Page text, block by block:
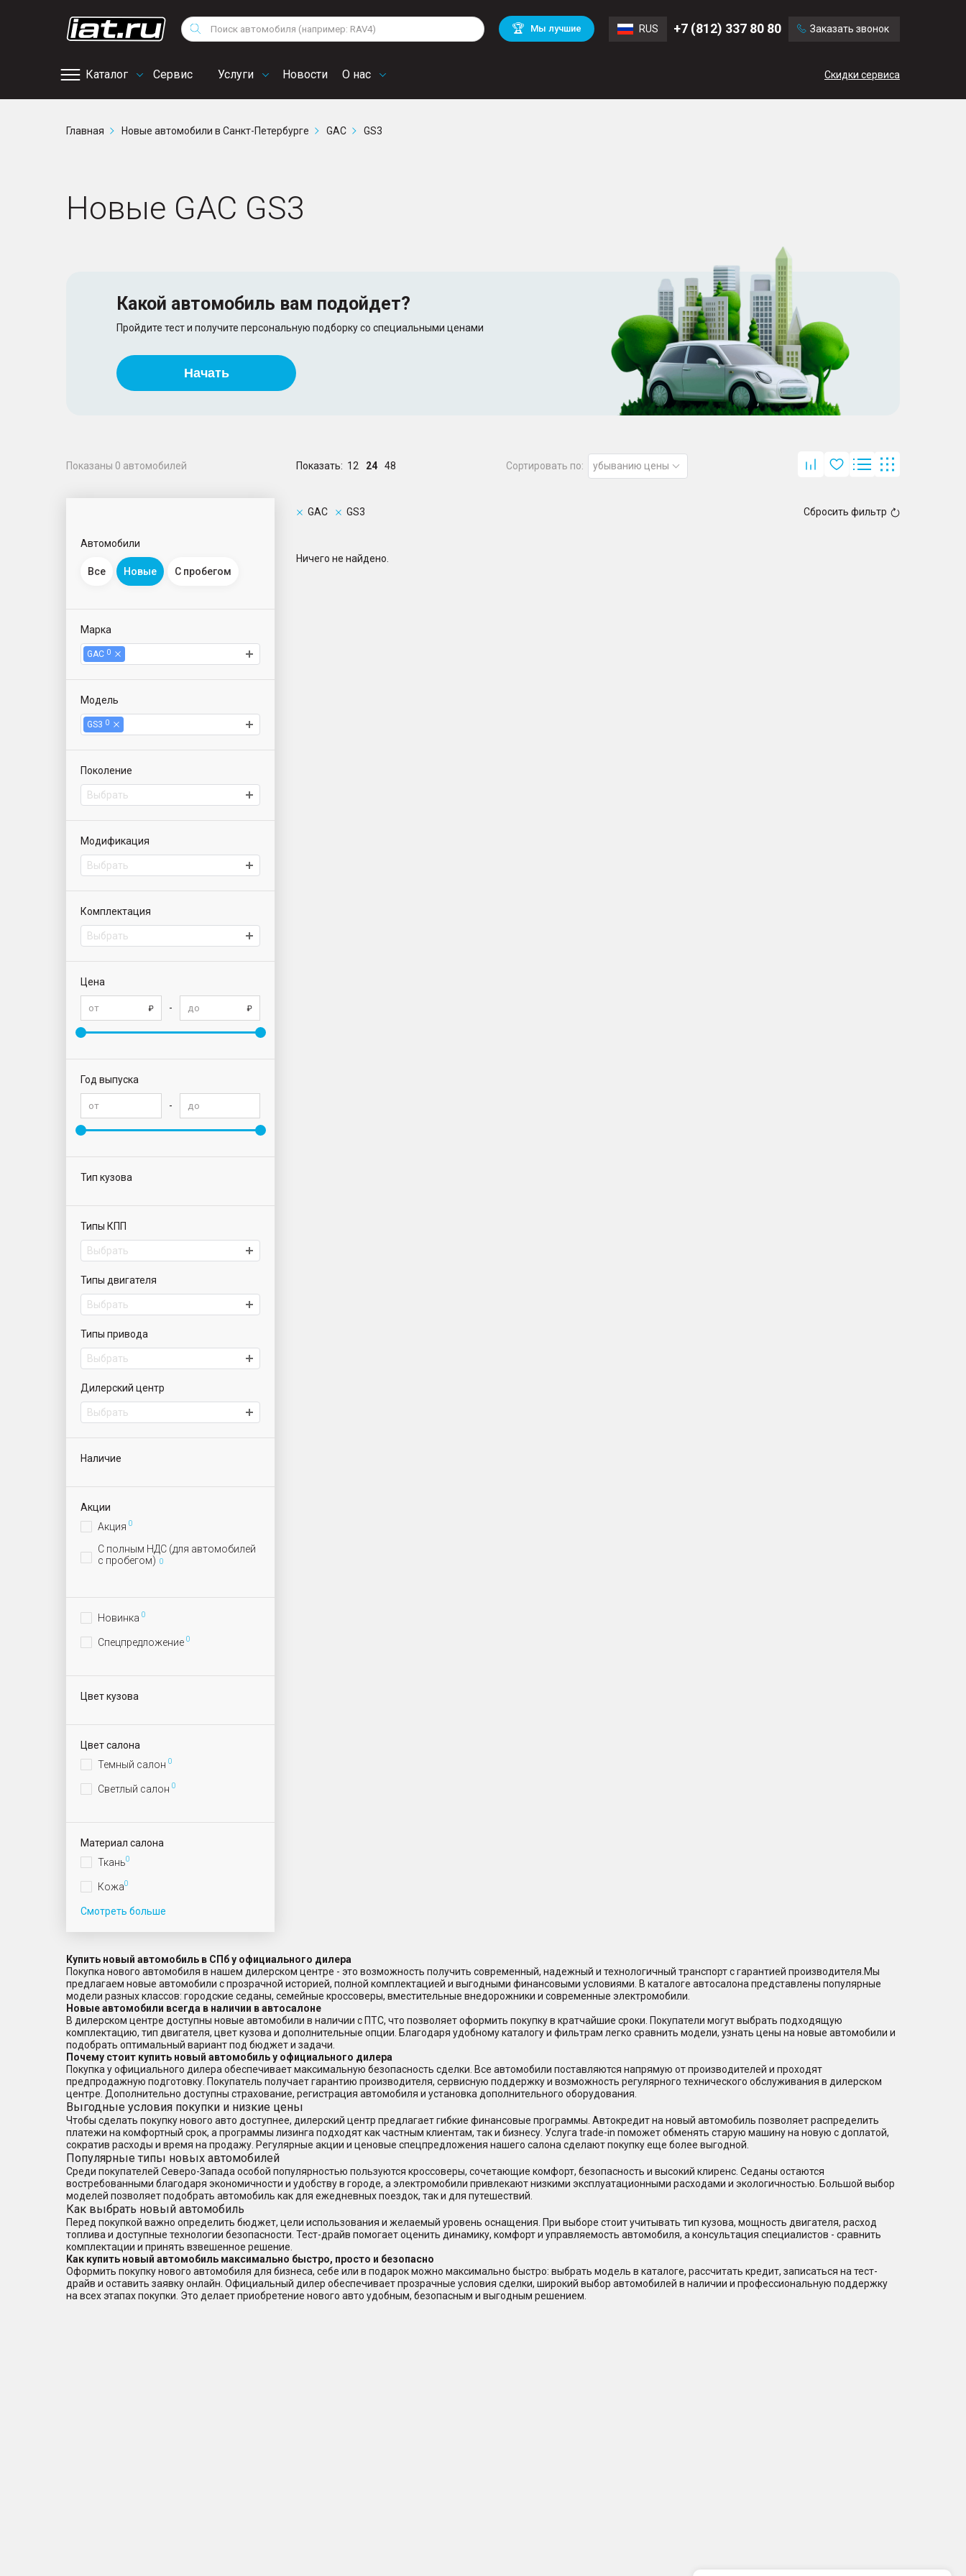
Поиск 🏆 Мы лучшие RUS +7 (812) 337 80 80 Заказать звонок
Каталог Сервис
сервис
Услуги Новости О нас Скидки сервиса
Снегоходы
Квадроциклы
Volkswagen
Mitsubishi BMW
Audi
Chevrolet Mercedes Benz
Главная Новые автомобили в Санкт-Петербурге GAC GS3
Новые GAC GS3
Какой автомобиль вам подойдет?
Пройдите тест и получите персональную подборку со специальными ценами
Начать
Показаны 0 автомобилей
Автомобили
Все Новые С пробегом
Марка
GAC 0
Модель
GS3 0
Поколение
Выбрать
Модификация
Выбрать
Комплектация
Выбрать
Цена
-
Год выпуска
-
Тип кузова
Типы КПП
Выбрать
Типы двигателя
Выбрать
Типы привода
Выбрать
Дилерский центр
Выбрать
Наличие
Акции
Акция 0
С полным НДС (для автомобилей
с пробегом) 0
Новинка 0
Спецпредложение 0
Цвет кузова
Цвет салона
Темный салон 0
Светлый салон 0
Материал салона
Ткань0
Кожа0
Смотреть больше
Показать: 12 24 48 Сортировать по: убыванию цены
GAC GS3 Сбросить фильтр
Ничего не найдено.
Купить новый автомобиль в СПб у официального дилера
Покупка нового автомобиля в нашем дилерском центре - это возможность получить современный, надежный и технологичный транспорт с гарантией производителя.Мы
предлагаем новые автомобили с прозрачной историей, полной комплектацией и выгодными финансовыми условиями. В каталоге автосалона представлены популярные
модели разных классов: городские седаны, семейные кроссоверы, вместительные внедорожники и современные электромобили.
Новые автомобили всегда в наличии в автосалоне
В дилерском центре доступны новые автомобили в наличии с ПТС, что позволяет оформить покупку в кратчайшие сроки. Покупатели могут выбрать подходящую
комплектацию, тип двигателя, цвет кузова и дополнительные опции. Благодаря удобному каталогу и фильтрам легко сравнить модели, узнать цены на новые автомобили и
подобрать оптимальный вариант под бюджет и задачи.
Почему стоит купить новый автомобиль у официального дилера
Покупка у официального дилера обеспечивает максимальную безопасность сделки. Все автомобили поставляются напрямую от производителей и проходят
предпродажную подготовку. Покупатель получает гарантию производителя, сервисную поддержку и возможность регулярного технического обслуживания в дилерском
центре. Дополнительно доступны страхование, регистрация автомобиля и установка дополнительного оборудования.
Выгодные условия покупки и низкие цены
Чтобы сделать покупку нового авто доступнее, дилерский центр предлагает гибкие финансовые программы. Автокредит на новый автомобиль позволяет распределить
платежи на комфортный срок, а программы лизинга подходят как частным клиентам, так и бизнесу. Услуга trade-in поможет обменять старую машину на новую с доплатой,
сократив расходы и время на продажу. Регулярные акции и ценовые спецпредложения нашего салона сделают покупку еще более выгодной.
Популярные типы новых автомобилей
Среди покупателей Северо-Запада особой популярностью пользуются кроссоверы, сочетающие комфорт, безопасность и высокий клиренс. Седаны остаются
востребованными благодаря экономичности и удобству в городе, а электромобили привлекают низкими эксплуатационными расходами и экологичностью. Большой выбор
моделей позволяет подобрать автомобиль как для ежедневных поездок, так и для путешествий.
Как выбрать новый автомобиль
Перед покупкой важно определить бюджет, цели использования и желаемый уровень оснащения. При выборе стоит учитывать тип кузова, мощность двигателя, расход
топлива и доступные технологии безопасности. Тест-драйв помогает оценить динамику, комфорт и управляемость автомобиля, а консультация специалистов - сравнить
комплектации и принять взвешенное решение.
Как купить новый автомобиль максимально быстро, просто и безопасно
Оформить покупку нового автомобиля для бизнеса, себе или в подарок можно максимально быстро: выбрать модель в каталоге, рассчитать кредит, записаться на тест-
драйв и оставить заявку онлайн. Официальный дилер обеспечивает прозрачные условия сделки, широкий выбор автомобилей в наличии и профессиональную поддержку
на всех этапах покупки. Это делает приобретение нового авто удобным, безопасным и выгодным решением.